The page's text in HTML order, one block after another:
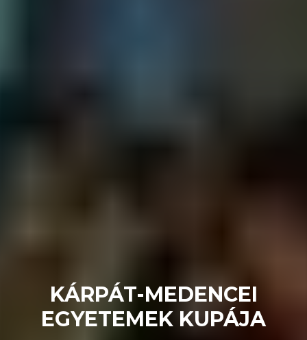
KÁRPÁT-MEDENCEI
EGYETEMEK KUPÁJA